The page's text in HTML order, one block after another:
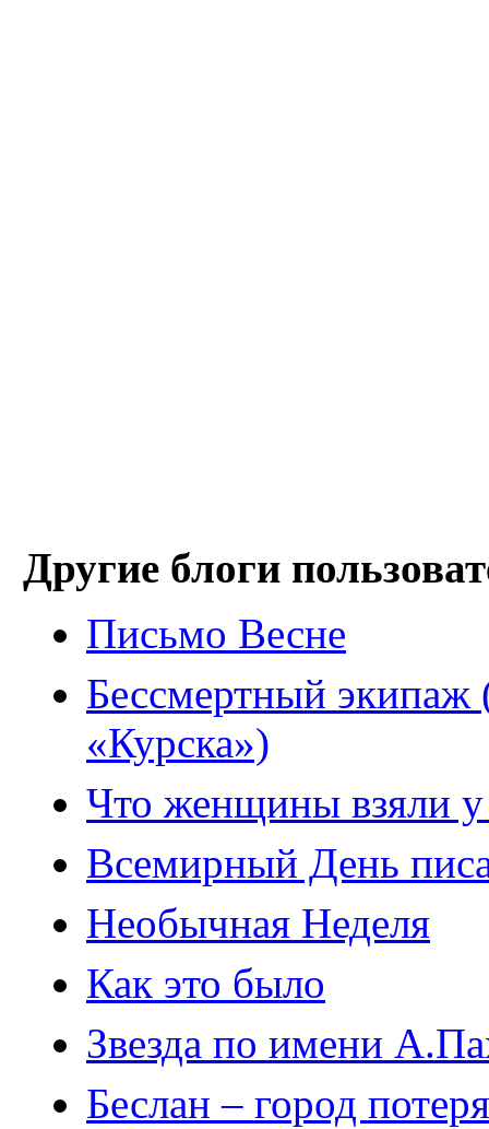
Другие блоги
Письмо Весне
Бессмертный экипаж
«Курска»)
Что женщины взяли
Всемирный День
Необычная Неделя
Как это было
Звезда по имени
Беслан – город